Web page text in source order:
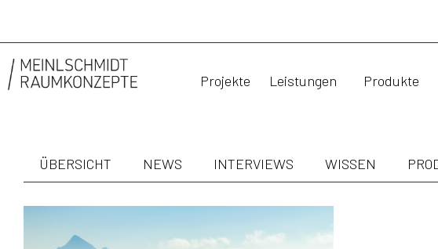
Projekte Leistungen Produkte
ÜBERSICHT NEWS INTERVIEWS WISSEN